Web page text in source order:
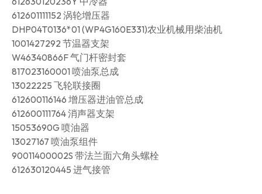
612601111152 涡轮增压器
DHP04T0136*01 (WP4G160E331)农业机械用柴油机
1001427292 节温器支架
W46340866F 气门杆密封套
817023160001 喷油泵总成
13022225 飞轮联接圈
612600116146 增压器进油管总成
612600111764 消声器支架
15053690G 喷油器
13027167 喷油泵组件
90011400002S 带法兰面六角头螺栓
612630120445 进气接管